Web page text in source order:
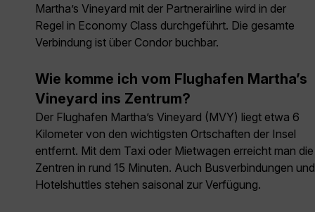
Martha’s Vineyard mit der Partnerairline wird in der
Regel in Economy Class durchgeführt. Die gesamte
Verbindung ist über Condor buchbar.
Wie komme ich vom Flughafen Martha’s
Vineyard ins Zentrum?
Der Flughafen Martha’s Vineyard (MVY) liegt etwa 6
Kilometer von den wichtigsten Ortschaften der Insel
entfernt. Mit dem Taxi oder Mietwagen erreicht man die
Zentren in rund 15 Minuten. Auch Busverbindungen und
Hotelshuttles stehen saisonal zur Verfügung.